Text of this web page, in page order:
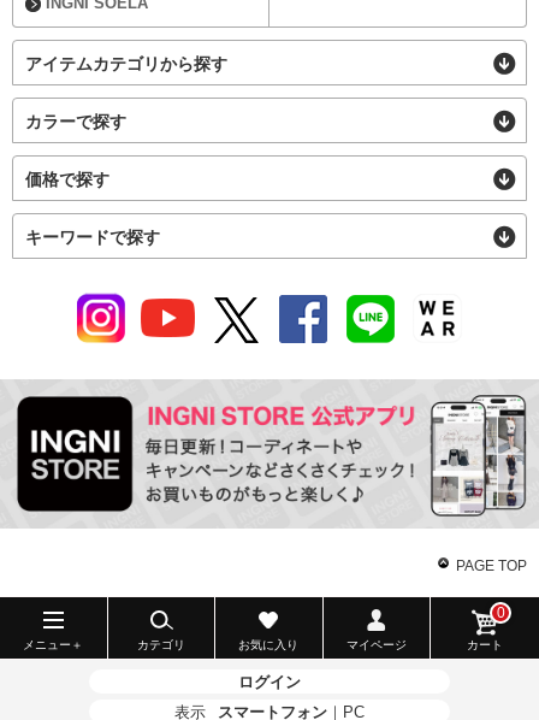
アイテムカテゴリから探す
カラーで探す
価格で探す
キーワードで探す
PAGE TOP
メニュー＋ カテゴリ お気に入り マイページ カート
0
ログイン
表示
スマートフォン ｜ PC